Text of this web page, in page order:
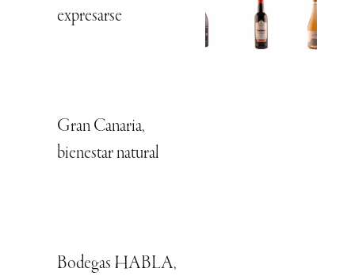
expresarse
Gran Canaria,
bienestar natural
Bodegas HABLA,